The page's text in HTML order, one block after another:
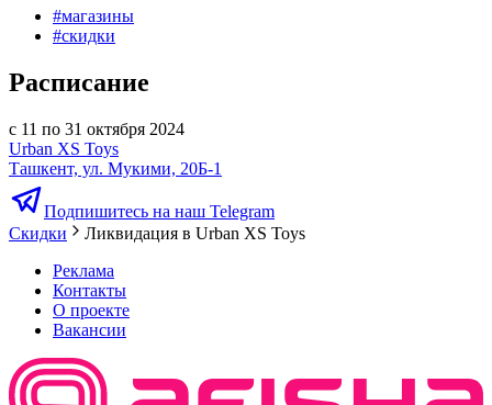
#магазины
#скидки
Расписание
с 11 по 31 октября 2024
Urban XS Toys
Ташкент, ул. Мукими, 20Б-1
Подпишитесь на наш Telegram
Скидки
Ликвидация в Urban XS Toys
Реклама
Контакты
О проекте
Вакансии